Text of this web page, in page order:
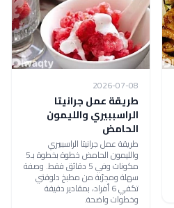
2026-07-08
طريقة عمل جرانيتا
الراسببيري والليمون
الحامض
طريقة عمل جرانيتا الراسببيري
والليمون الحامض خطوة بخطوة بـ5
مكونات وفي 5 دقائق فقط. وصفة
سهلة ومجرّبة من مطبخ دلوقتي
تكفي 6 أفراد، بمقادير دقيقة
وخطوات واضحة.